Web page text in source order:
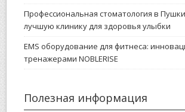
Профессиональная стоматология в
лучшую клинику для здоровья улыбки
EMS оборудование для фитнеса:
тренажерами NOBLERISE
Полезная информация